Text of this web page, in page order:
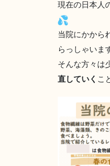
現在の日本人
当院にかから
らっしゃいま
そんな方々は
直していく こ